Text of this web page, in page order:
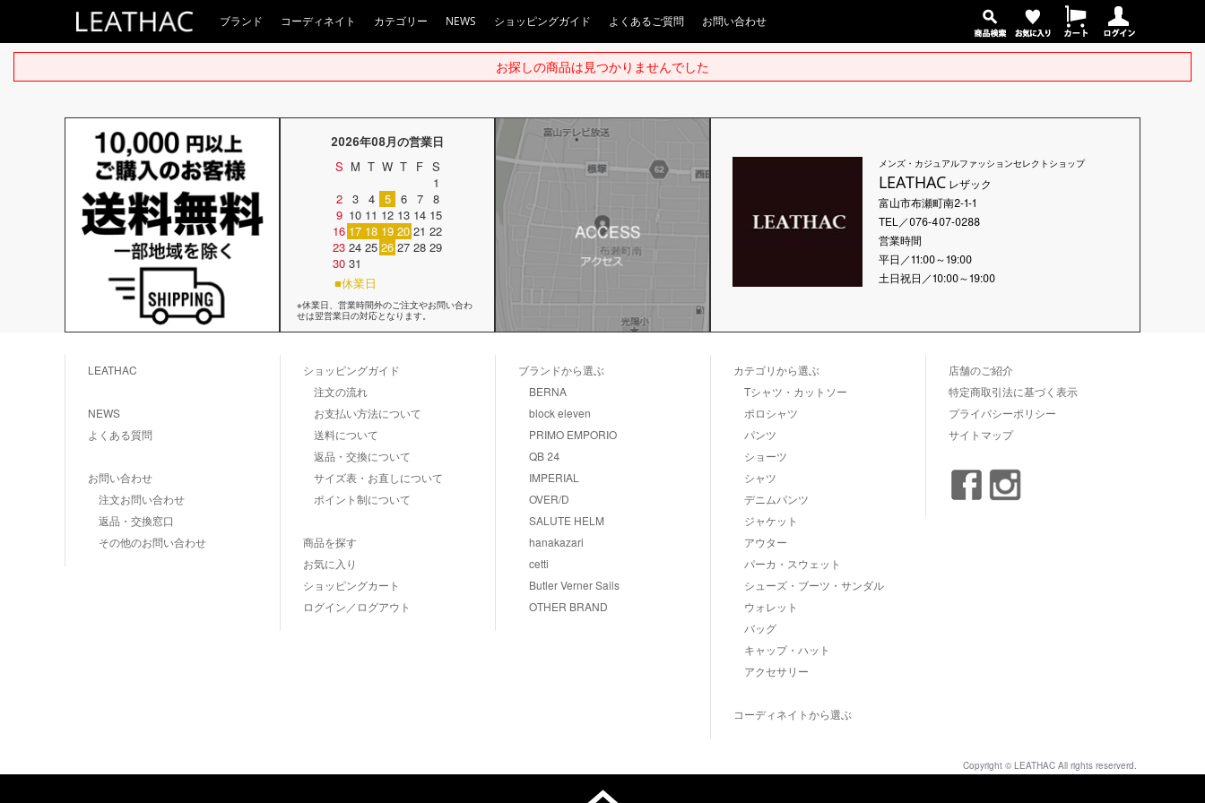
ブランド コーディネイト カテゴリー NEWS ショッピングガイド よくあるご質問 お問い合わせ
お探しの商品は見つかりませんでした
2026年08月の営業日
S M T W T F S
1
2
3 4 5 6 7
8
9 10 11 12 13 14 15
16 17 18 19 20 21 22
23 24 25 26 27 28 29
30 31
■休業日
※休業日、営業時間外のご注文やお問い合わ
せは翌営業日の対応となります。
メンズ・カジュアルファッションセレクトショップ
LEATHAC レザック
富山市布瀬町南2-1-1
TEL／076-407-0288
営業時間
平日／11:00～19:00
土日祝日／10:00～19:00
LEATHAC
NEWS
よくある質問
お問い合わせ
注文お問い合わせ
返品・交換窓口
その他のお問い合わせ
ショッピングガイド
注文の流れ
お支払い方法について
送料について
返品・交換について
サイズ表・お直しについて
ポイント制について
商品を探す
お気に入り
ショッピングカート
ログイン／ログアウト
ブランドから選ぶ
BERNA
block eleven
PRIMO EMPORIO
QB 24
IMPERIAL
OVER/D
SALUTE HELM
hanakazari
cetti
Butler Verner Sails
OTHER BRAND
カテゴリから選ぶ
Tシャツ・カットソー
ポロシャツ
パンツ
ショーツ
シャツ
デニムパンツ
ジャケット
アウター
パーカ・スウェット
シューズ・ブーツ・サンダル
ウォレット
バッグ
キャップ・ハット
アクセサリー
コーディネイトから選ぶ
店舗のご紹介
特定商取引法に基づく表示
プライバシーポリシー
サイトマップ
Copyright © LEATHAC All rights reserverd.